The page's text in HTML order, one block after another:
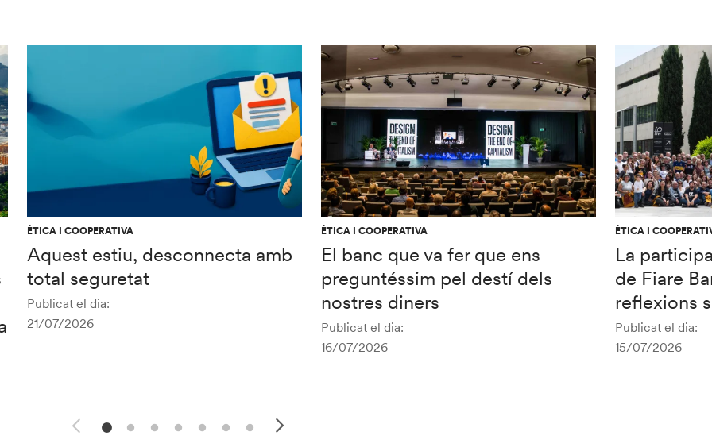
ÈTICA I COOPERATIVA
Aquest estiu, desconnecta amb
total seguretat
Publicat el dia:
21/07/2026
ÈTICA I COOPERATIVA
El banc que va fer que ens
preguntéssim pel destí dels
nostres diners
Publicat el dia:
16/07/2026
ÈTICA I
La
de Fiare
reflexions
Publicat el dia:
15/07/2026